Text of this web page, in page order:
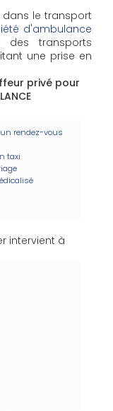
dans le transport
d'ambulance
des transports
une prise en
privé pour
rendez-vous
taxi
intervient à